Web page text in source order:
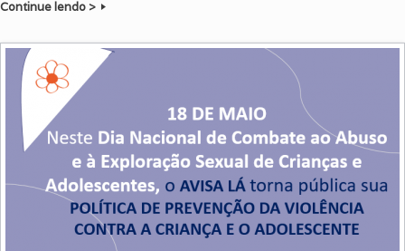
Continue lendo >